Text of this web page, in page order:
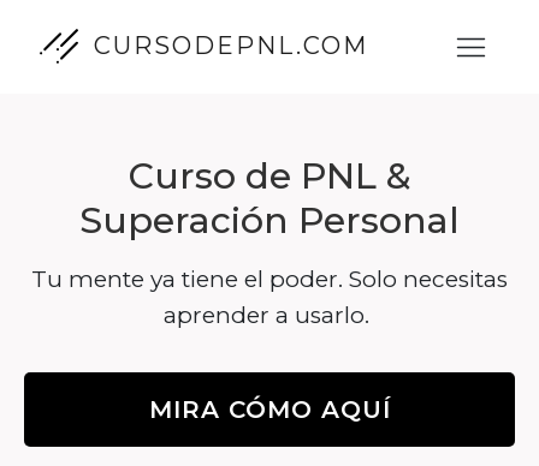
CURSODEPNL.COM
Curso de PNL &
Superación Personal
Tu mente ya tiene el poder. Solo necesitas
aprender a usarlo.
MIRA CÓMO AQUÍ